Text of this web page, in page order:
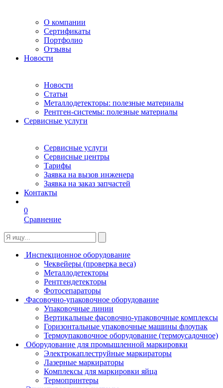
О компании
Сертификаты
Портфолио
Отзывы
Новости
Новости
Статьи
Металлодетекторы: полезные материалы
Рентген-системы: полезные материалы
Сервисные услуги
Сервисные услуги
Сервисные центры
Тарифы
Заявка на вызов инженера
Заявка на заказ запчастей
Контакты
0
Сравнение
Инспекционное оборудование
Чеквейеры (проверка веса)
Металлодетекторы
Рентгендетекторы
Фотосепараторы
Фасовочно-упаковочное оборудование
Упаковочные линии
Вертикальные фасовочно-упаковочные комплексы
Горизонтальные упаковочные машины флоупак
Термоупаковочное оборудование (термоусадочное)
Оборудование для промышленной маркировки
Электрокаплеструйные маркираторы
Лазерные маркираторы
Комплексы для маркировки яйца
Термопринтеры